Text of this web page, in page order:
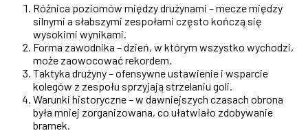
Różnica poziomów między drużynami – mecze między
silnymi a słabszymi zespołami często kończą się
wysokimi wynikami.
Forma zawodnika – dzień, w którym wszystko wychodzi,
może zaowocować rekordem.
Taktyka drużyny – ofensywne ustawienie i wsparcie
kolegów z zespołu sprzyjają strzelaniu goli.
Warunki historyczne – w dawniejszych czasach obrona
była mniej zorganizowana, co ułatwiało zdobywanie
bramek.